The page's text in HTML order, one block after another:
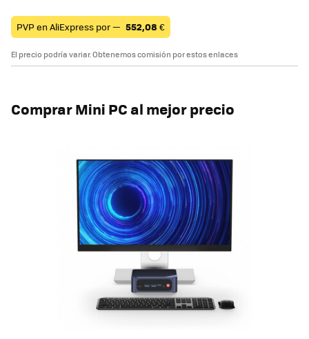
PVP en AliExpress por — 552,08 €
El precio podría variar. Obtenemos comisión por estos enlaces
Comprar Mini PC al mejor precio